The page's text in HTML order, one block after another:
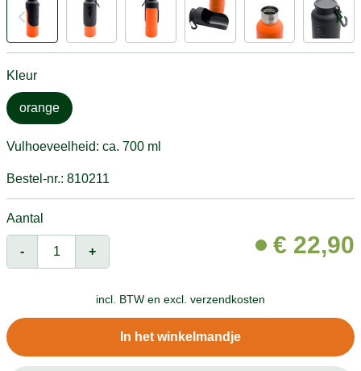
Kleur
orange
Vulhoeveelheid: ca. 700 ml
Bestel-nr.: 810211
Aantal
- + € 22,90
incl. BTW en excl. verzendkosten
In het winkelmandje